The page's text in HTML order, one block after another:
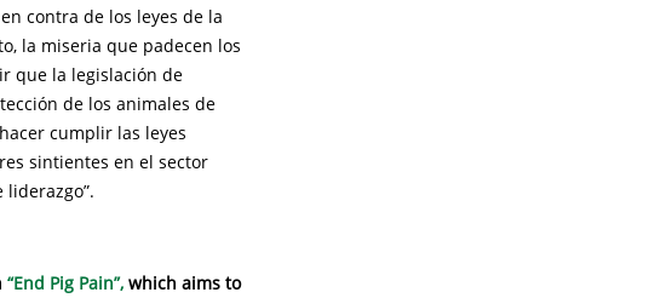
contra de los leyes de la
la miseria que padecen los
que la legislación de
de los animales de
cumplir las leyes
sintientes en el sector
“End Pig Pain”, which aims to